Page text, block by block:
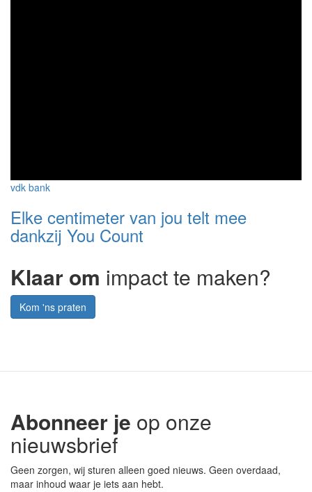
vdk bank
Elke centimeter van jou telt mee
dankzij You Count
Klaar om impact te maken?
Kom 'ns praten
Abonneer je op onze
nieuwsbrief
Geen zorgen, wij sturen alleen goed nieuws. Geen overdaad,
maar inhoud waar je iets aan hebt.